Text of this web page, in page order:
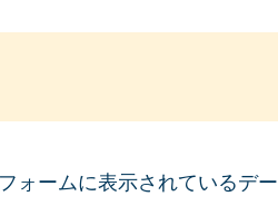
ォームに表示されているデー